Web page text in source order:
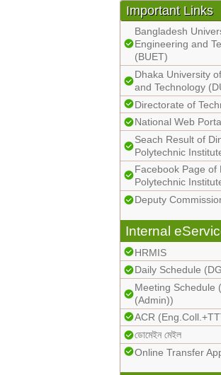
Important Links
Bangladesh
Engineering and
(BUET)
Dhaka University
and Technology
Directorate of
National Web
Seach Result of
Polytechnic
Facebook Page of
Polytechnic
Deputy
Internal
HRMIS
Daily Schedule
Meeting Schedule
(Admin))
ACR
ডোমেইন মেইল
Online Transfer